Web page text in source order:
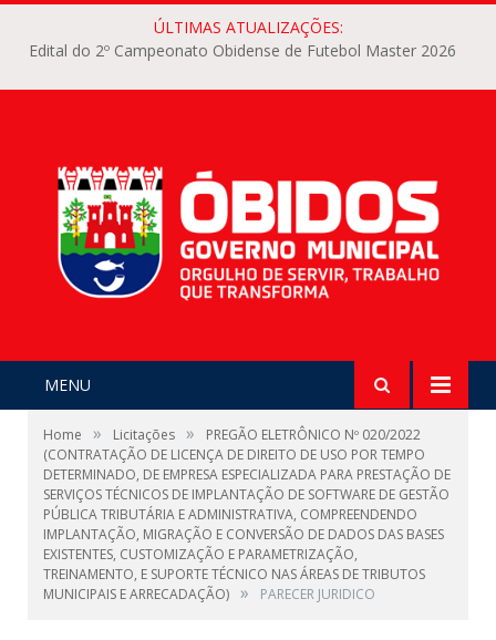
ÚLTIMAS ATUALIZAÇÕES:
Edital do 2º Campeonato Obidense de Futebol Master 2026
MENU
Home » Licitações »
PREGÃO ELETRÔNICO Nº 020/2022
(CONTRATAÇÃO DE LICENÇA DE DIREITO DE USO POR TEMPO
DETERMINADO, DE EMPRESA ESPECIALIZADA PARA PRESTAÇÃO DE
SERVIÇOS TÉCNICOS DE IMPLANTAÇÃO DE SOFTWARE DE GESTÃO
PÚBLICA TRIBUTÁRIA E ADMINISTRATIVA, COMPREENDENDO
IMPLANTAÇÃO, MIGRAÇÃO E CONVERSÃO DE DADOS DAS BASES
EXISTENTES, CUSTOMIZAÇÃO E PARAMETRIZAÇÃO,
TREINAMENTO, E SUPORTE TÉCNICO NAS ÁREAS DE TRIBUTOS
MUNICIPAIS E ARRECADAÇÃO) » PARECER JURIDICO